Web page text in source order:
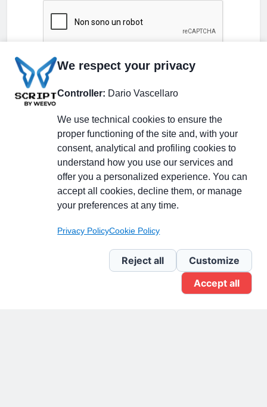
Partecipa alla discussione
Pagina Linkedin
Newsletter Linkedin
We respect your privacy
Controller: Dario Vascellaro
We use technical cookies to ensure the
proper functioning of the site and, with your
consent, analytical and profiling cookies to
understand how you use our services and
offer you a personalized experience. You can
accept all cookies, decline them, or manage
your preferences at any time.
Privacy PolicyCookie Policy
Reject all
Customize
Accept all